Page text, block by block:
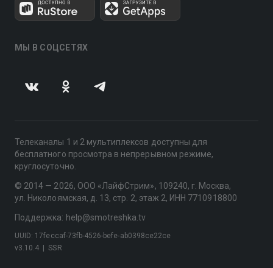
МЫ В СОЦСЕТЯХ
Телеканалы 1 и 2 мультиплексов доступны для
бесплатного просмотра в непрерывном режиме,
круглосуточно.
© 2014 — 2026, ООО «ЛайфСтрим», 109240, г. Москва,
ул. Николоямская, д. 13, стр. 2, этаж 2, ИНН 7710918800
Поддержка: help@smotreshka.tv
v3.10.4 SSR
UUID: 17feccaf-73fb-4526-befe-ab0398ce22ce